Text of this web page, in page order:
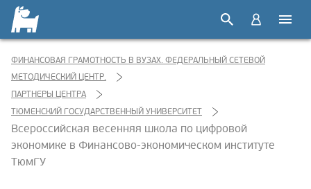
ФИНАНСОВАЯ ГРАМОТНОСТЬ В ВУЗАХ. ФЕДЕРАЛЬНЫЙ СЕТЕВОЙ
МЕТОДИЧЕСКИЙ ЦЕНТР.
ПАРТНЕРЫ ЦЕНТРА
ТЮМЕНСКИЙ ГОСУДАРСТВЕННЫЙ УНИВЕРСИТЕТ
Всероссийская весенняя школа по цифровой
экономике в Финансово-экономическом институте
ТюмГУ